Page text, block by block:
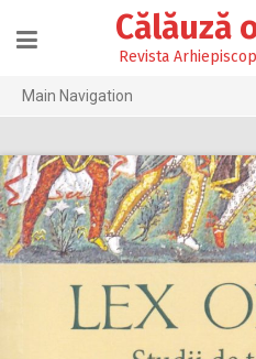
content
Călăuză
Revista
Main Navigation
2026
2025
2024